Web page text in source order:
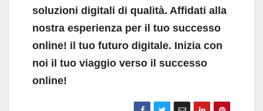
soluzioni digitali di qualità. Affidati alla
nostra esperienza per il tuo successo
online! il tuo futuro digitale. Inizia con
noi il tuo viaggio verso il successo
online!